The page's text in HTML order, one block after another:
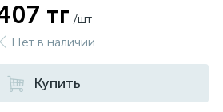
тг /шт
Нет в наличии
Купить